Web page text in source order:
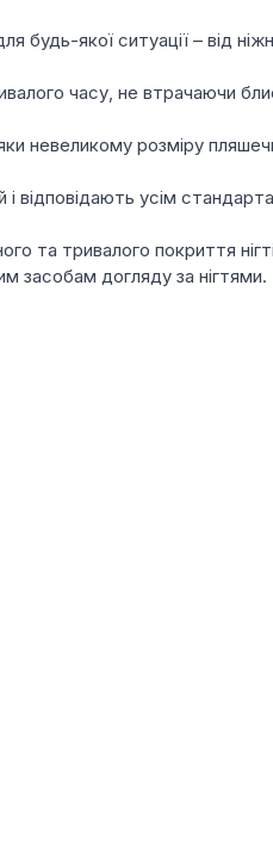
Зняття гель-лаку
якої ситуації – від
часу, не втрачаючи
невеликому розміру
відповідають усім
та тривалого покриття
засобам догляду за нігтями.